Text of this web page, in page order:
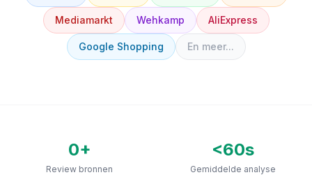
Mediamarkt Wehkamp AliExpress
Google Shopping En meer...
0+
Review bronnen
<60s
Gemiddelde analyse